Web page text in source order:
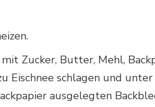
Zucker, Butter, Mehl,
Eischnee schlagen und
ausgelegten